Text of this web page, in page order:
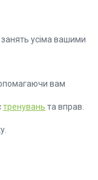
занять усіма вашими
вам
тренувань та вправ.